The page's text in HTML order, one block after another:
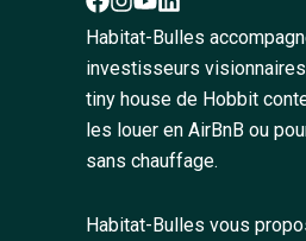
Habitat-Bulles
investisseurs
tiny house de Hobbit
les louer en AirBnB ou
sans chauffage.
Habitat-Bulles vous